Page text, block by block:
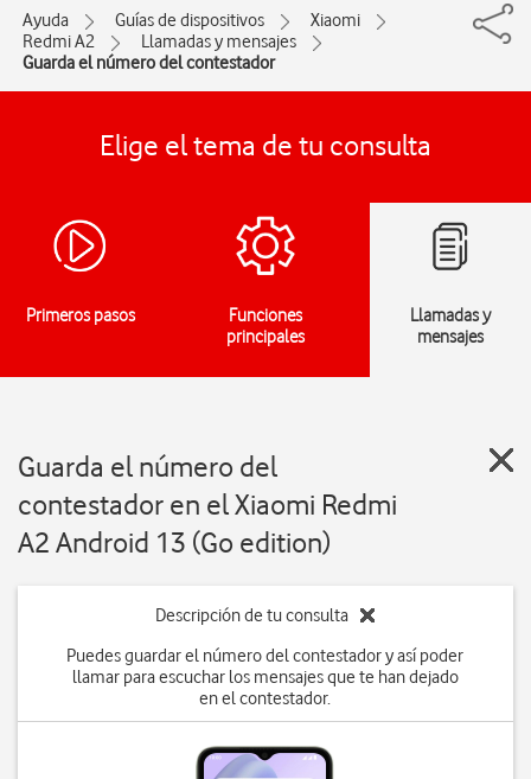
Ayuda Guías de dispositivos
Xiaomi
Redmi A2
Llamadas y mensajes
Guarda el número del contestador
Elige el tema de tu consulta
Primeros pasos
Funciones
principales
Llamadas y
mensajes
Guarda el número del
contestador en el Xiaomi Redmi
A2 Android 13 (Go edition)
Descripción de tu consulta
Puedes guardar el número del contestador y así poder
llamar para escuchar los mensajes que te han dejado
en el contestador.